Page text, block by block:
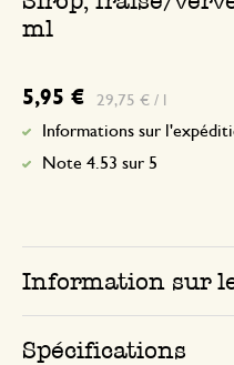
ml
5,95 € 29,75 € / l
Informations sur
Note 4.53 sur 5
Information sur
Spécifications